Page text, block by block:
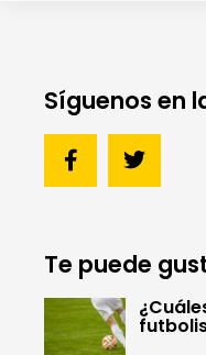
Síguenos en
Te puede